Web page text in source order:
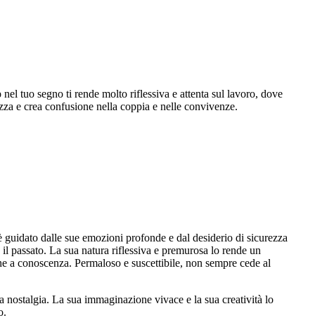
tuo segno ti rende molto riflessiva e attenta sul lavoro, dove
e crea confusione nella coppia e nelle convivenze.
dalle sue emozioni profonde e dal desiderio di sicurezza
La sua natura riflessiva e premurosa lo rende un
conoscenza. Permaloso e suscettibile, non sempre cede al
nostalgia. La sua immaginazione vivace e la sua creatività lo